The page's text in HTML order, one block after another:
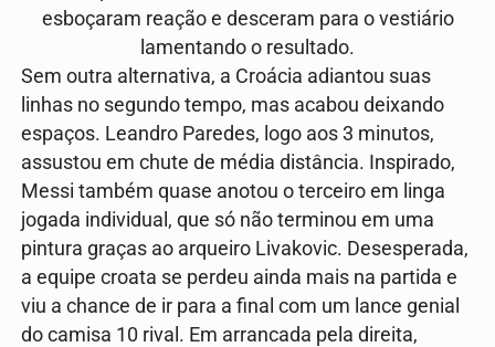
esboçaram reação e desceram para o vestiário
lamentando o resultado.
Sem outra alternativa, a Croácia adiantou suas
linhas no segundo tempo, mas acabou deixando
espaços. Leandro Paredes, logo aos 3 minutos,
assustou em chute de média distância. Inspirado,
Messi também quase anotou o terceiro em linga
jogada individual, que só não terminou em uma
pintura graças ao arqueiro Livakovic. Desesperada,
a equipe croata se perdeu ainda mais na partida e
viu a chance de ir para a final com um lance genial
do camisa 10 rival. Em arrancada pela direita,